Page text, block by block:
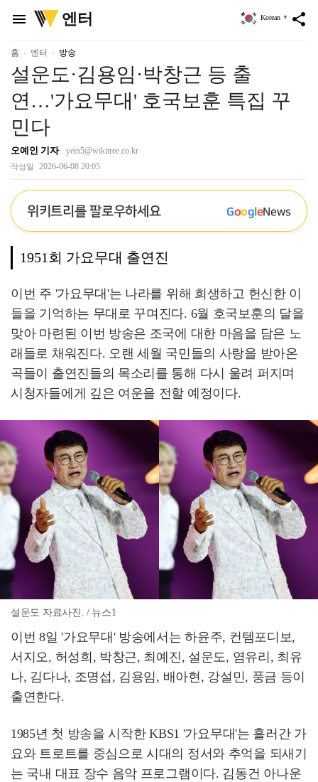
menu
위
키
리
엔터 share
Korean ▼
홈 엔터 방송
설운도·김용임·박창근 등 출
연…'가요무대' 호국보훈 특집 꾸
민다
오예인 기자 yein5@wikitree.co.kr
작성일 2026-06-08 20:05
위키트리를 팔로우하세요 GoogleNews
1951회 가요무대 출연진
이번 주 '가요무대'는 나라를 위해 희생하고 헌신한 이
들을 기억하는 무대로 꾸며진다. 6월 호국보훈의 달을
맞아 마련된 이번 방송은 조국에 대한 마음을 담은 노
래들로 채워진다. 오랜 세월 국민들의 사랑을 받아온
곡들이 출연진들의 목소리를 통해 다시 울려 퍼지며
시청자들에게 깊은 여운을 전할 예정이다.
설운도 자료사진. / 뉴스1
이번 8일 '가요무대' 방송에서는 하윤주, 컨템포디보,
서지오, 허성희, 박창근, 최예진, 설운도, 염유리, 최유
나, 김다나, 조명섭, 김용임, 배아현, 강설민, 풍금 등이
출연한다.
1985년 첫 방송을 시작한 KBS1 '가요무대'는 흘러간 가
요와 트로트를 중심으로 시대의 정서와 추억을 되새기
는 국내 대표 장수 음악 프로그램이다. 김동건 아나운